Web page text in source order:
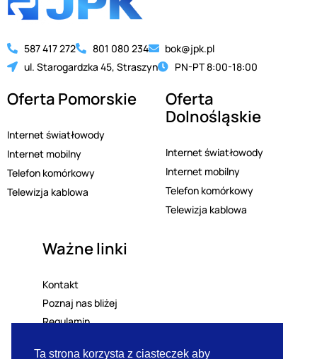
587 417 272 801 080 234
bok@jpk.pl
ul. Starogardzka 45, Straszyn
PN-PT 8:00-18:00
Oferta Pomorskie
Internet światłowody
Internet mobilny
Telefon komórkowy
Telewizja kablowa
Oferta
Dolnośląskie
Internet światłowody
Internet mobilny
Telefon komórkowy
Telewizja kablowa
Ważne linki
Kontakt
Poznaj nas bliżej
Regulamin
Ta strona korzysta z ciasteczek aby